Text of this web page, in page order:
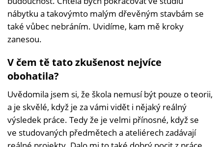
nábytku a takovýmto malým dřevěným stavbám se
také vůbec nebráním. Uvidíme, kam mě kroky
zanesou.
V čem tě tato zkušenost nejvíce
obohatila?
Uvědomila jsem si, že škola nemusí být pouze o teorii,
a je skvělé, když je za vámi vidět i nějaký reálný
výsledek práce. Tedy že je velmi přínosné, když se
ve studovaných předmětech a ateliérech zadávají